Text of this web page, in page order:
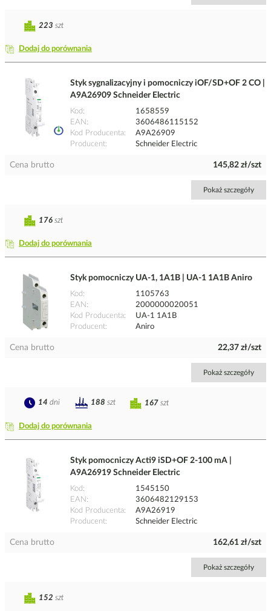
Dodaj do porównania
223 szt
Styk sygnalizacyjny i pomocniczy iOF/SD+OF 2 CO |
A9A26909 Schneider Electric
Kod
1658559
EAN
3606486115152
Kod Producenta
A9A26909
Producent
Schneider Electric
Cena brutto 145,82 zł/szt
Pokaż szczegóły
Dodaj do porównania
176 szt
Styk pomocniczy UA-1, 1A1B | UA-1 1A1B Aniro
Kod
1105763
EAN
2000000020051
Kod Producenta
UA-1 1A1B
Producent
Aniro
Cena brutto 22,37 zł/szt
Pokaż szczegóły
Dodaj do porównania
167 szt
14 dni 188 szt
Styk pomocniczy Acti9 iSD+OF 2-100 mA |
A9A26919 Schneider Electric
Kod
1545150
EAN
3606482129153
Kod Producenta
A9A26919
Producent
Schneider Electric
Cena brutto 162,61 zł/szt
Pokaż szczegóły
152 szt